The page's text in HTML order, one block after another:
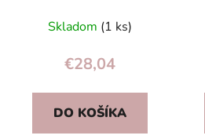
Skladom (1 ks)
€28,04
DO KOŠÍKA